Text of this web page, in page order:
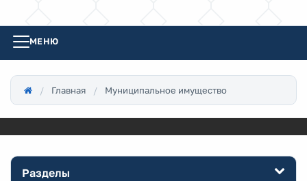
МЕНЮ
Главная Муниципальное имущество
Разделы